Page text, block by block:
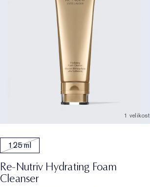
1 velikost
125 ml
Re-Nutriv Hydrating Foam
Cleanser